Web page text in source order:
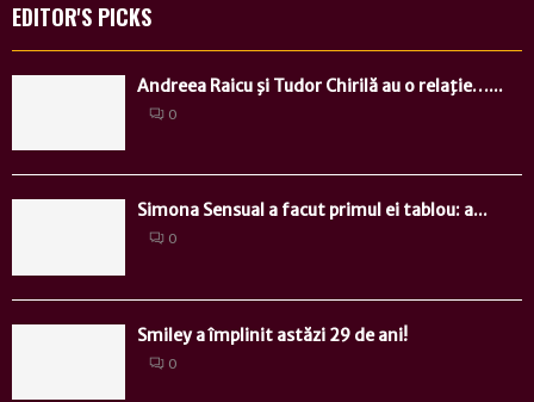
EDITOR'S PICKS
Andreea Raicu şi Tudor Chirilă au o relaţie…...
0
Simona Sensual a facut primul ei tablou: a...
0
Smiley a împlinit astăzi 29 de ani!
0